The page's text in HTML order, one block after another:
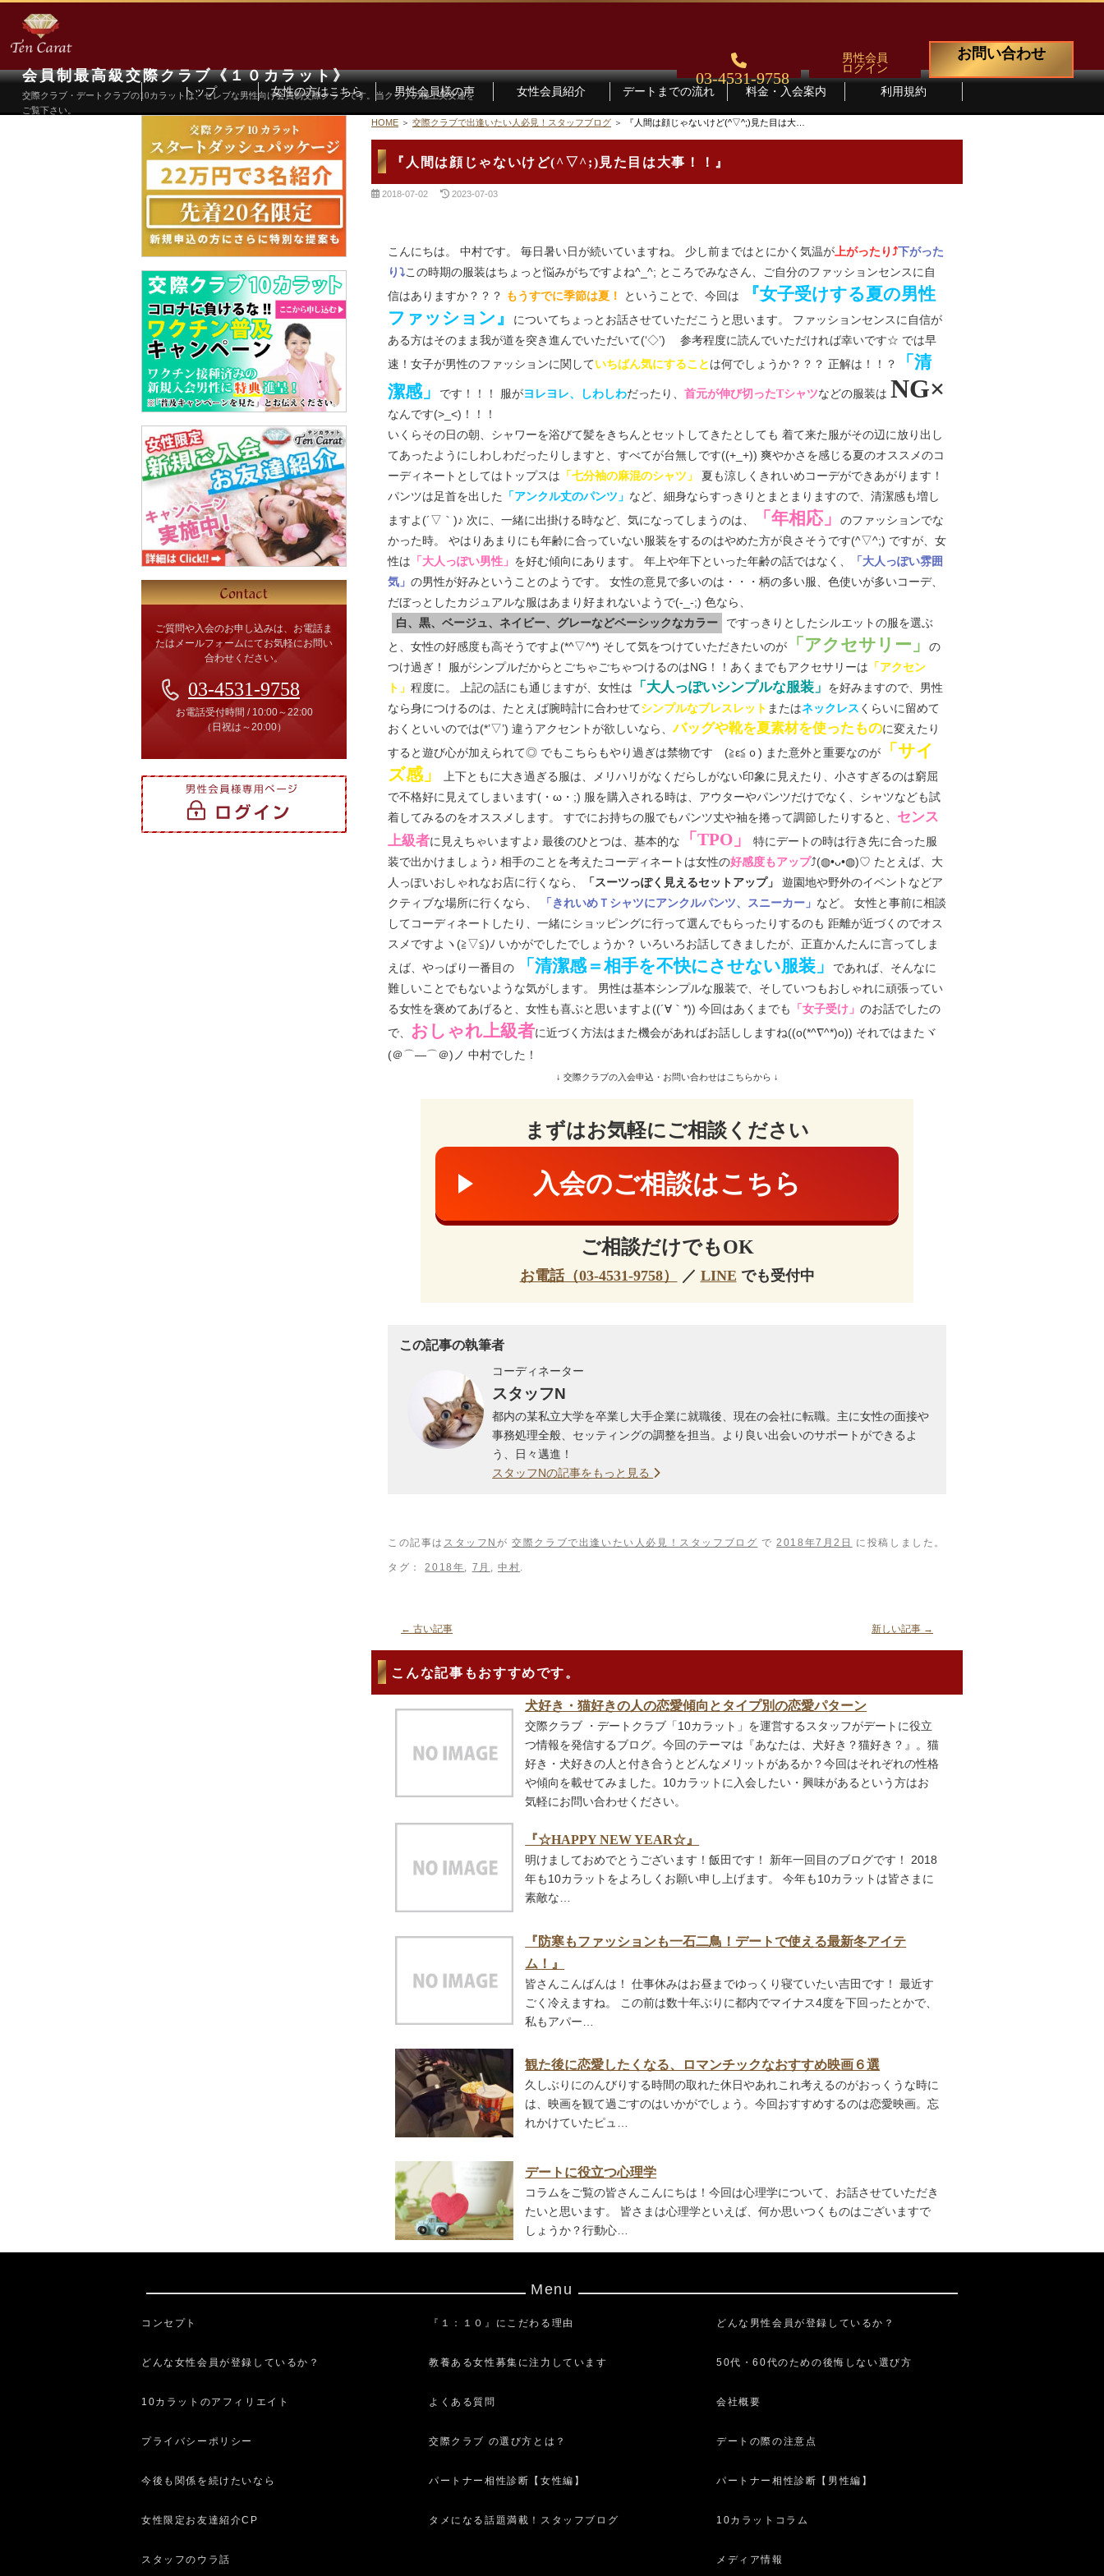
会員制最高級交際クラブ《１０カラット》
交際クラブ・デートクラブの10カラットは、セレブな男性向け会員制交際クラブです。当クラブの極上美女達を
ご覧下さい。
03-4531-9758
男性会員
ログイン
お問い合わせ
トップ 女性の方はこちら 男性会員様の声 女性会員紹介 デートまでの流れ 料金・入会案内 利用規約
HOME 交際クラブで出逢いたい人必見！スタッフブログ 『人間は顔じゃないけど(^▽^;)見た目は大…
『人間は顔じゃないけど(^▽^;)見た目は大事！！』
2018-07-02 2023-07-03
こんにちは。 中村です。 毎日暑い日が続いていますね。 少し前まではとにかく気温が上がったり⤴下がった
り⤵この時期の服装はちょっと悩みがちですよね^_^; ところでみなさん、ご自分のファッションセンスに自
信はありますか？？？ もうすでに季節は夏！ ということで、今回は
『女子受けする夏の男性
ファッション』
についてちょっとお話させていただこうと思います。 ファッションセンスに自信が
ある方はそのまま我が道を突き進んでいただいて(‘◇’)ゞ 参考程度に読んでいただければ幸いです☆ では早
速！女子が男性のファッションに関していちばん気にすること は何でしょうか？？？ 正解は！！？
「清
潔感」
です！！！ 服がヨレヨレ、しわしわだったり、 首元が伸び切ったTシャツなどの服装は NG×
なんです(>_<)！！！
いくらその日の朝、シャワーを浴びて髪をきちんとセットしてきたとしても 着て来た服がその辺に放り出し
てあったようにしわしわだったりしますと、すべてが台無しです((+_+)) 爽やかさを感じる夏のオススメのコ
ーディネートとしてはトップスは 「七分袖の麻混のシャツ」
夏も涼しくきれいめコーデができあがります！
パンツは足首を出した
「アンクル丈のパンツ」 など、細身ならすっきりとまとまりますので、清潔感も増し
ますよ(´▽｀)♪ 次に、一緒に出掛ける時など、気になってしまうのは、
「年相応」
のファッションでな
かった時。 やはりあまりにも年齢に合っていない服装をするのはやめた方が良さそうです(^▽^;) ですが、女
性は 「大人っぽい男性」 を好む傾向にあります。 年上や年下といった年齢の話ではなく、
「大人っぽい雰囲
気」 の男性が好みということのようです。 女性の意見で多いのは・・・柄の多い服、色使いが多いコーデ、
だぼっとしたカジュアルな服はあまり好まれないようで(-_-;) 色なら、
白、黒、ベージュ、ネイビー、グレーなどベーシックなカラー
ですっきりとしたシルエットの服を選ぶ
と、女性の好感度も高そうですよ(*^▽^*) そして気をつけていただきたいのが
「アクセサリー」
の
つけ過ぎ！ 服がシンプルだからとごちゃごちゃつけるのはNG！！あくまでもアクセサリーは 「アクセン
ト」 程度に。 上記の話にも通じますが、女性は 「大人っぽいシンプルな服装」
を好みますので、男性
なら身につけるのは、たとえば腕時計に合わせてシンプルなブレスレット またはネックレス くらいに留めて
おくといいのでは(*’▽’) 違うアクセントが欲しいなら、バッグや靴を夏素材を使ったものに変えたり
すると遊び心が加えられて◎ でもこちらもやり過ぎは禁物ですゞ(≧ε≦ｏ) また意外と重要なのが
「サイ
ズ感」
上下ともに大き過ぎる服は、メリハリがなくだらしがない印象に見えたり、小さすぎるのは窮屈
で不格好に見えてしまいます(・ω・;) 服を購入される時は、アウターやパンツだけでなく、シャツなども試
着してみるのをオススメします。 すでにお持ちの服でもパンツ丈や袖を捲って調節したりすると、 センス
上級者に見えちゃいますよ♪ 最後のひとつは、基本的な 「TPO」
特にデートの時は行き先に合った服
装で出かけましょう♪ 相手のことを考えたコーディネートは女性の好感度もアップ⤴(◍•ᴗ•◍)♡ たとえば、大
人っぽいおしゃれなお店に行くなら、
「スーツっぽく見えるセットアップ」
遊園地や野外のイベントなどア
クティブな場所に行くなら、
「きれいめＴシャツにアンクルパンツ、スニーカー」 など。 女性と事前に相談
してコーディネートしたり、一緒にショッピングに行って選んでもらったりするのも 距離が近づくのでオス
スメですよヽ(≧▽≦)ﾉ いかがでしたでしょうか？ いろいろお話してきましたが、正直かんたんに言ってしま
えば、やっぱり一番目の
「清潔感＝相手を不快にさせない服装」
であれば、そんなに
難しいことでもないような気がします。 男性は基本シンプルな服装で、そしていつもおしゃれに頑張ってい
る女性を褒めてあげると、女性も喜ぶと思いますよ((´∀｀*)) 今回はあくまでも
「女子受け」 のお話でしたの
で、 おしゃれ上級者に近づく方法はまた機会があればお話ししますね((o(*^∇^*)o)) それではまたヾ
(＠⌒―⌒＠)ノ 中村でした！
↓ 交際クラブの入会申込・お問い合わせはこちらから ↓
まずはお気軽にご相談ください
入会のご相談はこちら
ご相談だけでもOK
お電話（03-4531-9758） ／ LINE でも受付中
この記事の執筆者
コーディネーター
スタッフN
都内の某私立大学を卒業し大手企業に就職後、現在の会社に転職。主に女性の面接や
事務処理全般、セッティングの調整を担当。より良い出会いのサポートができるよ
う、日々邁進！
スタッフNの記事をもっと見る
この記事は スタッフN が交際クラブで出逢いたい人必見！スタッフブログ で2018年7月2日 に投稿しました。
タグ：2018年, 7月 ,中村.
← 古い記事 新しい記事 →
こんな記事もおすすめです。
犬好き・猫好きの人の恋愛傾向とタイプ別の恋愛パターン
交際クラブ ・デートクラブ「10カラット」を運営するスタッフがデートに役立
つ情報を発信するブログ。今回のテーマは『あなたは、犬好き？猫好き？』。猫
好き・犬好きの人と付き合うとどんなメリットがあるか？今回はそれぞれの性格
や傾向を載せてみました。10カラットに入会したい・興味があるという方はお
気軽にお問い合わせください。
『☆HAPPY NEW YEAR☆』
明けましておめでとうございます！飯田です！ 新年一回目のブログです！ 2018
年も10カラットをよろしくお願い申し上げます。 今年も10カラットは皆さまに
素敵な…
『防寒もファッションも一石二鳥！デートで使える最新冬アイテ
ム！』
皆さんこんばんは！ 仕事休みはお昼までゆっくり寝ていたい吉田です！ 最近す
ごく冷えますね。 この前は数十年ぶりに都内でマイナス4度を下回ったとかで、
私もアパー…
観た後に恋愛したくなる、ロマンチックなおすすめ映画６選
久しぶりにのんびりする時間の取れた休日やあれこれ考えるのがおっくうな時に
は、映画を観て過ごすのはいかがでしょう。今回おすすめするのは恋愛映画。忘
れかけていたピュ…
デートに役立つ心理学
コラムをご覧の皆さんこんにちは！今回は心理学について、お話させていただき
たいと思います。 皆さまは心理学といえば、何か思いつくものはございますで
しょうか？行動心…
ご質問や入会のお申し込みは、お電話ま
たはメールフォームにてお気軽にお問い
合わせください。
03-4531-9758
お電話受付時間 / 10:00～22:00
（日祝は～20:00）
Menu
コンセプト 『１：１０』にこだわる理由 どんな男性会員が登録しているか？
どんな女性会員が登録しているか？ 教養ある女性募集に注力しています 50代・60代のための後悔しない選び方
10カラットのアフィリエイト よくある質問 会社概要
プライバシーポリシー 交際クラブ の選び方とは？ デートの際の注意点
今後も関係を続けたいなら パートナー相性診断【女性編】 パートナー相性診断【男性編】
女性限定お友達紹介CP タメになる話題満載！スタッフブログ 10カラットコラム
スタッフのウラ話 メディア情報